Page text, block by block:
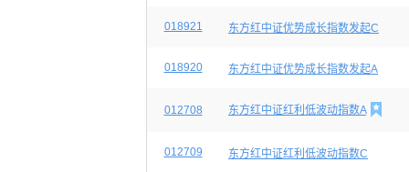
018921 东方红中证优势成长指数发起C
018920 东方红中证优势成长指数发起A
012708 东方红中证红利低波动指数A 
012709 东方红中证红利低波动指数C